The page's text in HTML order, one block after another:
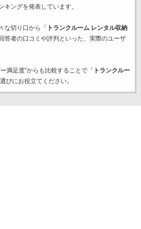
キングを発表しています。
な切り口から「
トランクルーム レンタル収納
答者の口コミや評判といった、実際のユーザ
満足度”からも比較することで「
トランクルー
選びにお役立てください。